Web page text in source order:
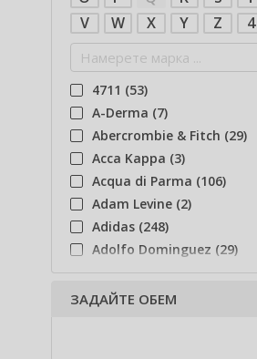
V
W X Y Z 4
4711 (53)
A-Derma (7)
Abercrombie & Fitch (29)
Acca Kappa (3)
Acqua di Parma (106)
Adam Levine (2)
Adidas (248)
Adolfo Dominguez (29)
Adyan (81)
Affinage (1)
ЗАДАЙТЕ ОБЕМ